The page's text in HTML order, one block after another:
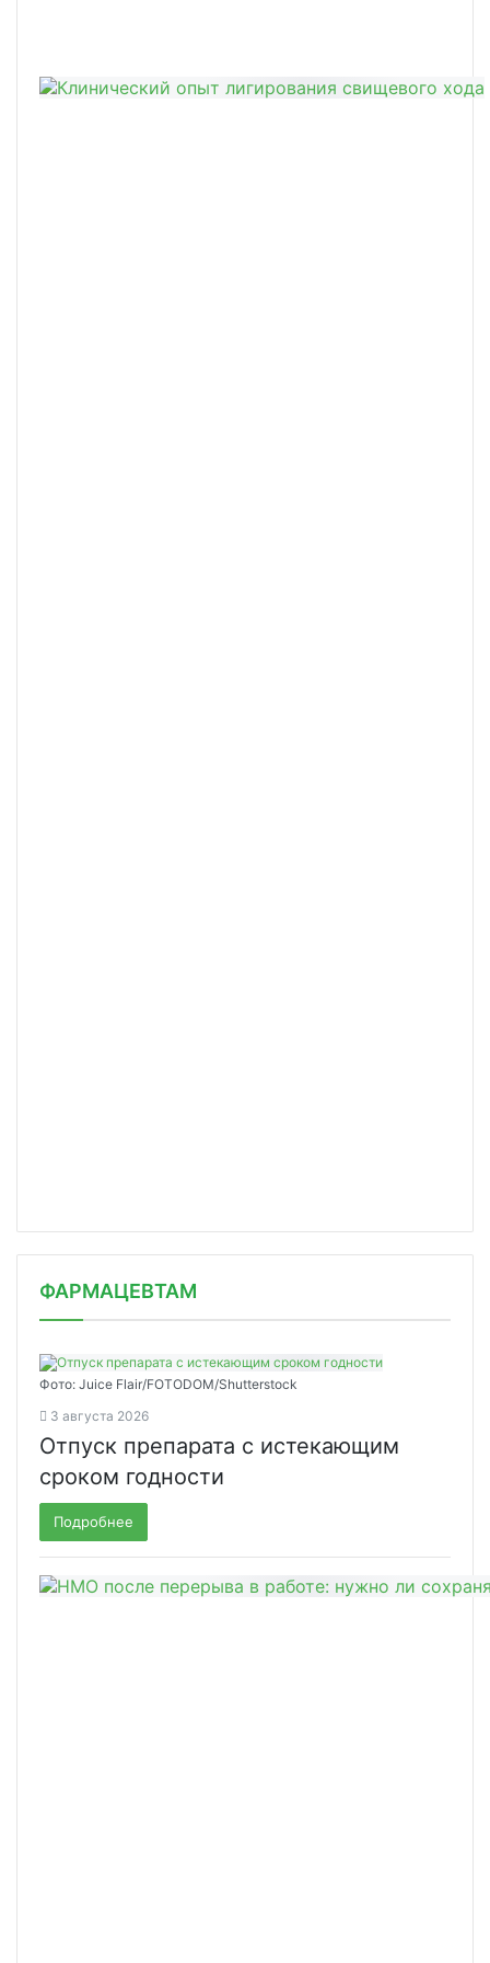
ФАРМАЦЕВТАМ
Фото: Juice Flair/FOTODOM/Shutterstoсk
3 августа 2026
Отпуск препарата с истекающим
сроком годности
Подробнее